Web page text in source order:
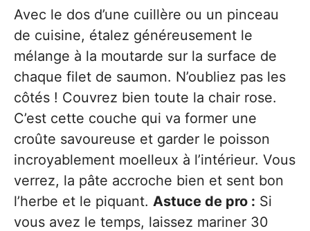
Avec le dos d’une cuillère ou un pinceau
de cuisine, étalez généreusement le
mélange à la moutarde sur la surface de
chaque filet de saumon. N’oubliez pas les
côtés ! Couvrez bien toute la chair rose.
C’est cette couche qui va former une
croûte savoureuse et garder le poisson
incroyablement moelleux à l’intérieur. Vous
verrez, la pâte accroche bien et sent bon
l’herbe et le piquant. Astuce de pro : Si
vous avez le temps, laissez mariner 30